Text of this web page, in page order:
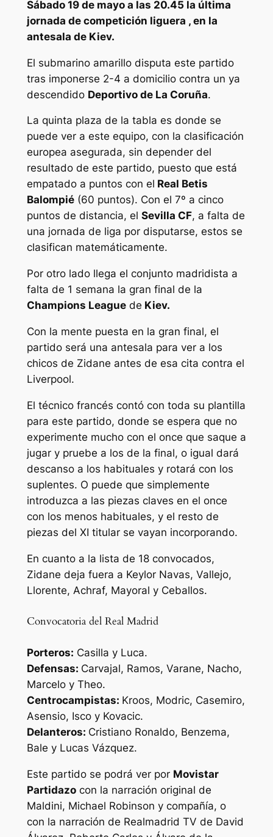
Sábado 19 de mayo a las 20.45 la última
jornada de competición liguera , en la
antesala de Kiev.
El submarino amarillo disputa este partido
tras imponerse 2-4 a domicilio contra un ya
descendido Deportivo de La Coruña.
La quinta plaza de la tabla es donde se
puede ver a este equipo, con la clasificación
europea asegurada, sin depender del
resultado de este partido, puesto que está
empatado a puntos con el Real Betis
Balompié(60 puntos). Con el 7º a cinco
puntos de distancia, el Sevilla CF, a falta de
una jornada de liga por disputarse, estos se
clasifican matemáticamente.
Por otro lado llega el conjunto madridista a
falta de 1 semana la gran final de la
Champions Leaguede Kiev.
Con la mente puesta en la gran final, el
partido será una antesala para ver a los
chicos de Zidane antes de esa cita contra el
Liverpool.
El técnico francés contó con toda su plantilla
para este partido, donde se espera que no
experimente mucho con el once que saque a
jugar y pruebe a los de la final, o igual dará
descanso a los habituales y rotará con los
suplentes. O puede que simplemente
introduzca a las piezas claves en el once
con los menos habituales, y el resto de
piezas del XI titular se vayan incorporando.
En cuanto a la lista de 18 convocados,
Zidane deja fuera a Keylor Navas, Vallejo,
Llorente, Achraf, Mayoral y Ceballos.
Convocatoria del Real Madrid
Porteros: Casilla y Luca.
Defensas: Carvajal, Ramos, Varane, Nacho,
Marcelo y Theo.
Centrocampistas: Kroos, Modric, Casemiro,
Asensio, Isco y Kovacic.
Delanteros: Cristiano Ronaldo, Benzema,
Bale y Lucas Vázquez.
Este partido se podrá ver por Movistar
Partidazocon la narración original de
Maldini, Michael Robinson y compañía, o
con la narración de Realmadrid TV de David